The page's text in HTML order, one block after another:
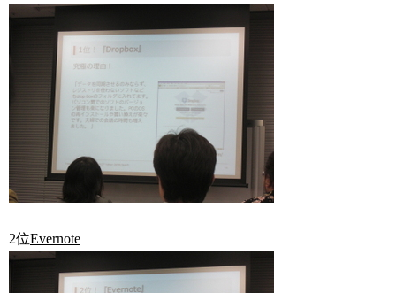
2位Evernote